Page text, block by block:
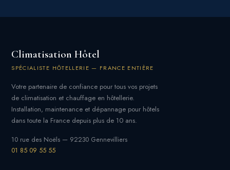
Climatisation Hôtel
SPÉCIALISTE HÔTELLERIE — FRANCE ENTIÈRE
Votre partenaire de confiance pour tous vos projets
de climatisation et chauffage en hôtellerie.
Installation, maintenance et dépannage pour hôtels
dans toute la France depuis plus de 10 ans.
10 rue des Noëls — 92230 Gennevilliers
01 85 09 55 55